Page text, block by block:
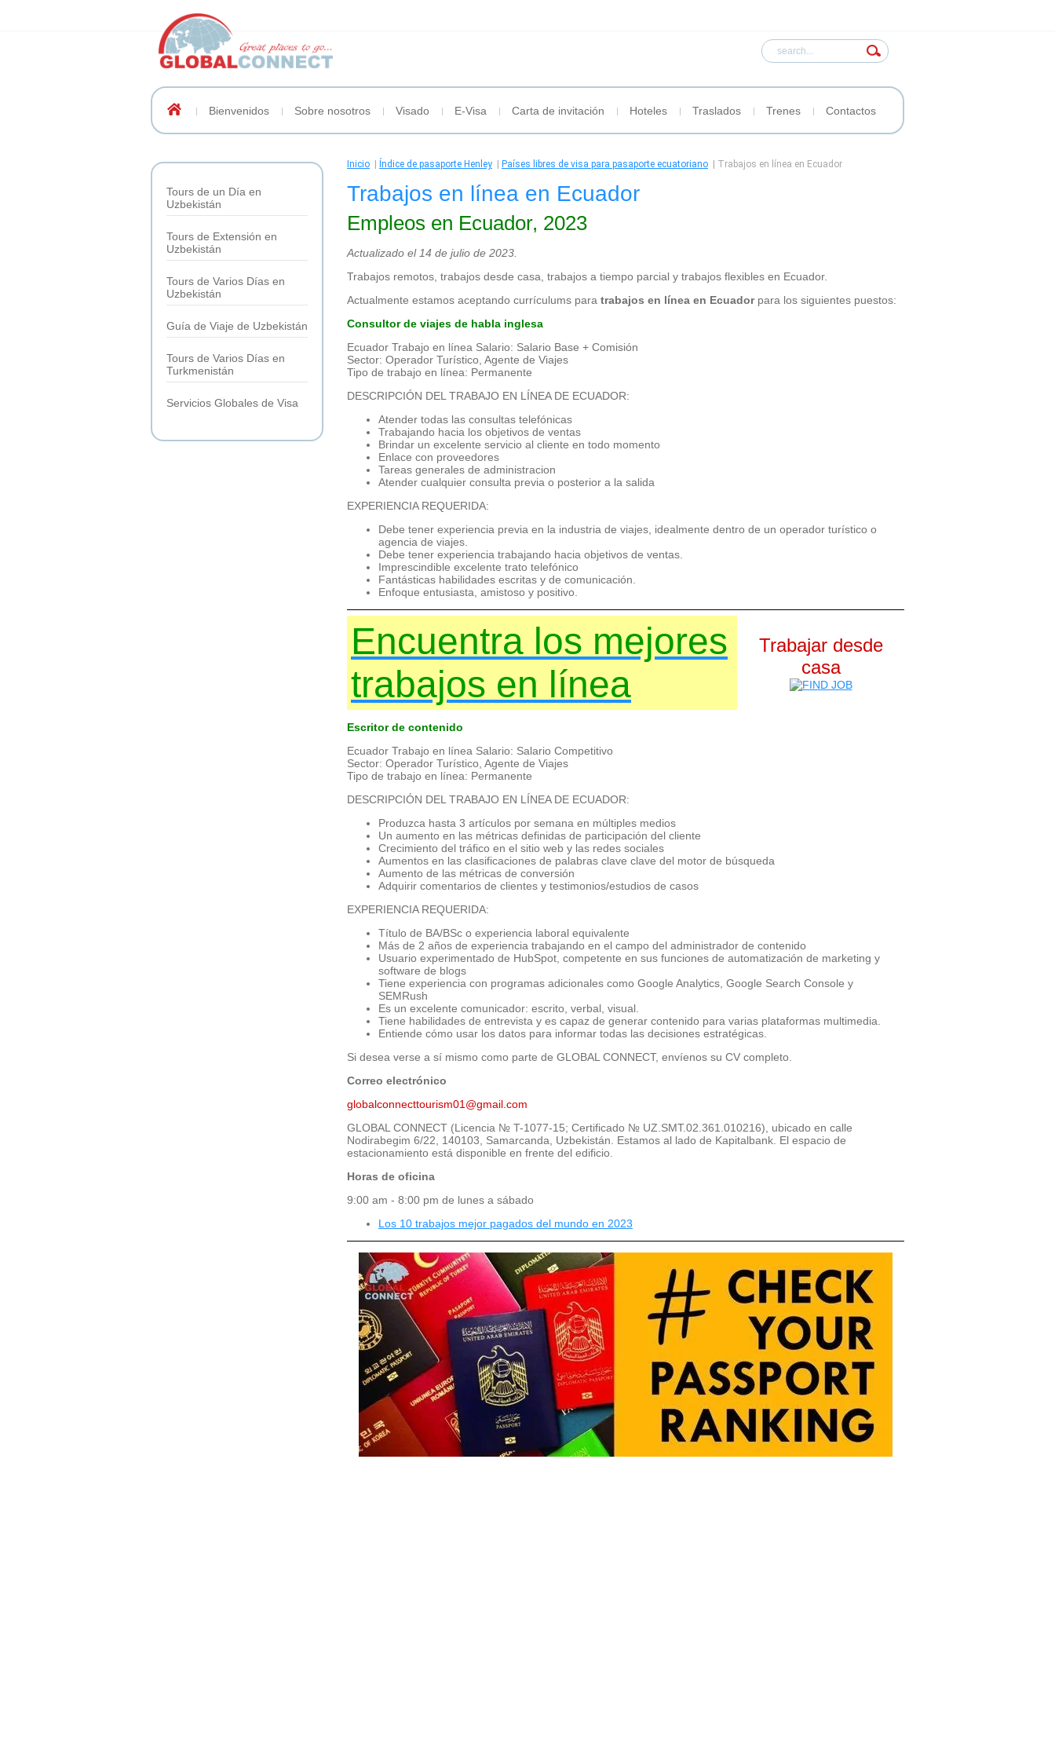
Bienvenidos Sobre nosotros Visado E-Visa Carta de invitación Hoteles Traslados Trenes Contactos
Inicio Índice de pasaporte Henley Países libres de visa para pasaporte ecuatoriano Trabajos en línea en Ecuador
Trabajos en línea en Ecuador
Empleos en Ecuador, 2023
Actualizado el 14 de julio de 2023.
Trabajos remotos, trabajos desde casa, trabajos a tiempo parcial y trabajos flexibles en Ecuador.
Actualmente estamos aceptando currículums para trabajos en línea en Ecuadorpara los siguientes puestos:
Consultor de viajes de habla inglesa
Ecuador Trabajo en línea Salario: Salario Base + Comisión
Sector: Operador Turístico, Agente de Viajes
Tipo de trabajo en línea: Permanente
DESCRIPCIÓN DEL TRABAJO EN LÍNEA DE ECUADOR:
Atender todas las consultas telefónicas
Trabajando hacia los objetivos de ventas
Brindar un excelente servicio al cliente en todo momento
Enlace con proveedores
Tareas generales de administracion
Atender cualquier consulta previa o posterior a la salida
EXPERIENCIA REQUERIDA:
Debe tener experiencia previa en la industria de viajes, idealmente dentro de un operador turístico o
agencia de viajes.
Debe tener experiencia trabajando hacia objetivos de ventas.
Imprescindible excelente trato telefónico
Fantásticas habilidades escritas y de comunicación.
Enfoque entusiasta, amistoso y positivo.
Encuentra los mejores
trabajos en línea
Trabajar desde
casa
Escritor de contenido
Ecuador Trabajo en línea Salario: Salario Competitivo
Sector: Operador Turístico, Agente de Viajes
Tipo de trabajo en línea: Permanente
DESCRIPCIÓN DEL TRABAJO EN LÍNEA DE ECUADOR:
Produzca hasta 3 artículos por semana en múltiples medios
Un aumento en las métricas definidas de participación del cliente
Crecimiento del tráfico en el sitio web y las redes sociales
Aumentos en las clasificaciones de palabras clave clave del motor de búsqueda
Aumento de las métricas de conversión
Adquirir comentarios de clientes y testimonios/estudios de casos
EXPERIENCIA REQUERIDA:
Título de BA/BSc o experiencia laboral equivalente
Más de 2 años de experiencia trabajando en el campo del administrador de contenido
Usuario experimentado de HubSpot, competente en sus funciones de automatización de marketing y
software de blogs
Tiene experiencia con programas adicionales como Google Analytics, Google Search Console y
SEMRush
Es un excelente comunicador: escrito, verbal, visual.
Tiene habilidades de entrevista y es capaz de generar contenido para varias plataformas multimedia.
Entiende cómo usar los datos para informar todas las decisiones estratégicas.
Si desea verse a sí mismo como parte de GLOBAL CONNECT, envíenos su CV completo.
Correo electrónico
globalconnecttourism01@gmail.com
GLOBAL CONNECT (Licencia № T-1077-15; Certificado № UZ.SMT.02.361.010216), ubicado en calle
Nodirabegim 6/22, 140103, Samarcanda, Uzbekistán. Estamos al lado de Kapitalbank. El espacio de
estacionamiento está disponible en frente del edificio.
Horas de oficina
9:00 am - 8:00 pm de lunes a sábado
Los 10 trabajos mejor pagados del mundo en 2023
Tours de un Día en
Uzbekistán
Tours de Extensión en
Uzbekistán
Tours de Varios Días en
Uzbekistán
Guía de Viaje de Uzbekistán
Tours de Varios Días en
Turkmenistán
Servicios Globales de Visa